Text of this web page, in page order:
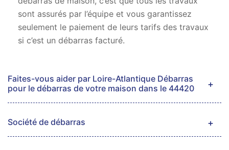
sont assurés par l’équipe et vous garantissez
seulement le paiement de leurs tarifs des travaux
si c’est un débarras facturé.
Faites-vous aider par Loire-Atlantique Débarras
pour le débarras de votre maison dans le 44420
Société de débarras